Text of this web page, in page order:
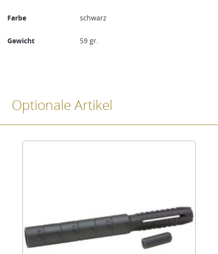
Farbe schwarz
Gewicht 59 gr.
Optionale Artikel